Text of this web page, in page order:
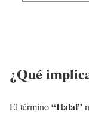
¿Qué
El término“Halal”